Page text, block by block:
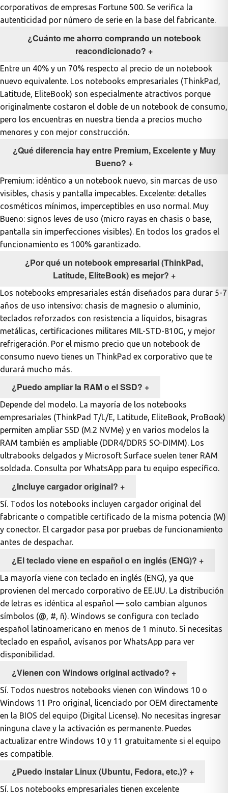
corporativos de empresas Fortune 500. Se verifica la
autenticidad por número de serie en la base del fabricante.
¿Cuánto me ahorro comprando un notebook
reacondicionado? +
Entre un 40% y un 70% respecto al precio de un notebook
nuevo equivalente. Los notebooks empresariales (ThinkPad,
Latitude, EliteBook) son especialmente atractivos porque
originalmente costaron el doble de un notebook de consumo,
pero los encuentras en nuestra tienda a precios mucho
menores y con mejor construcción.
¿Qué diferencia hay entre Premium, Excelente y Muy
Bueno? +
Premium: idéntico a un notebook nuevo, sin marcas de uso
visibles, chasis y pantalla impecables. Excelente: detalles
cosméticos mínimos, imperceptibles en uso normal. Muy
Bueno: signos leves de uso (micro rayas en chasis o base,
pantalla sin imperfecciones visibles). En todos los grados el
funcionamiento es 100% garantizado.
¿Por qué un notebook empresarial (ThinkPad,
Latitude, EliteBook) es mejor? +
Los notebooks empresariales están diseñados para durar 5-7
años de uso intensivo: chasis de magnesio o aluminio,
teclados reforzados con resistencia a líquidos, bisagras
metálicas, certificaciones militares MIL-STD-810G, y mejor
refrigeración. Por el mismo precio que un notebook de
consumo nuevo tienes un ThinkPad ex corporativo que te
durará mucho más.
¿Puedo ampliar la RAM o el SSD? +
Depende del modelo. La mayoría de los notebooks
empresariales (ThinkPad T/L/E, Latitude, EliteBook, ProBook)
permiten ampliar SSD (M.2 NVMe) y en varios modelos la
RAM también es ampliable (DDR4/DDR5 SO-DIMM). Los
ultrabooks delgados y Microsoft Surface suelen tener RAM
soldada. Consulta por WhatsApp para tu equipo específico.
¿Incluye cargador original? +
Sí. Todos los notebooks incluyen cargador original del
fabricante o compatible certificado de la misma potencia (W)
y conector. El cargador pasa por pruebas de funcionamiento
antes de despachar.
¿El teclado viene en español o en inglés (ENG)? +
La mayoría viene con teclado en inglés (ENG), ya que
provienen del mercado corporativo de EE.UU. La distribución
de letras es idéntica al español — solo cambian algunos
símbolos (@, #, ñ). Windows se configura con teclado
español latinoamericano en menos de 1 minuto. Si necesitas
teclado en español, avísanos por WhatsApp para ver
disponibilidad.
¿Vienen con Windows original activado? +
Sí. Todos nuestros notebooks vienen con Windows 10 o
Windows 11 Pro original, licenciado por OEM directamente
en la BIOS del equipo (Digital License). No necesitas ingresar
ninguna clave y la activación es permanente. Puedes
actualizar entre Windows 10 y 11 gratuitamente si el equipo
es compatible.
¿Puedo instalar Linux (Ubuntu, Fedora, etc.)? +
Sí. Los notebooks empresariales tienen excelente